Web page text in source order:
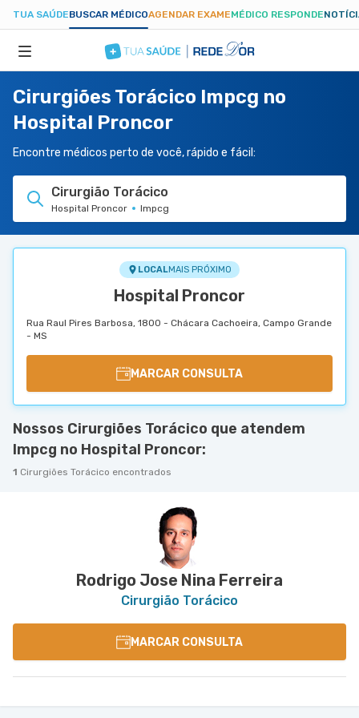
TUA SAÚDEBUSCAR MÉDICOAGENDAR EXAMEMÉDICO RESPONDE
ESPECIALIDADES
HOSPITAIS
TUASAUDE.COM
Cirurgiões Torácico Impcg no
Hospital Proncor
Encontre médicos perto de você, rápido e fácil:
Cirurgião Torácico
Hospital Proncor Impcg
LOCALMAIS PRÓXIMO
Hospital Proncor
Rua Raul Pires Barbosa, 1800 - Chácara Cachoeira, Campo Grande
- MS
MARCAR CONSULTA
Nossos Cirurgiões Torácico que atendem
Impcg no Hospital Proncor:
1 Cirurgiões Torácico encontrados
Rodrigo Jose Nina Ferreira
Cirurgião Torácico
MARCAR CONSULTA